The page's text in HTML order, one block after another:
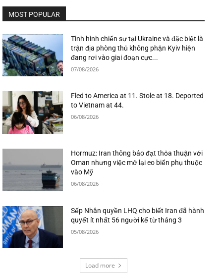
MOST POPULAR
Tình hình chiến sự tại Ukraine và đặc biệt là
trận địa phòng thủ không phận Kyiv hiện
đang rơi vào giai đoạn cực...
07/08/2026
Fled to America at 11. Stole at 18. Deported
to Vietnam at 44.
06/08/2026
Hormuz: Iran thông báo đạt thỏa thuận với
Oman nhưng việc mở lại eo biển phụ thuộc
vào Mỹ
06/08/2026
Sếp Nhân quyền LHQ cho biết Iran đã hành
quyết ít nhất 56 người kể từ tháng 3
05/08/2026
Load more